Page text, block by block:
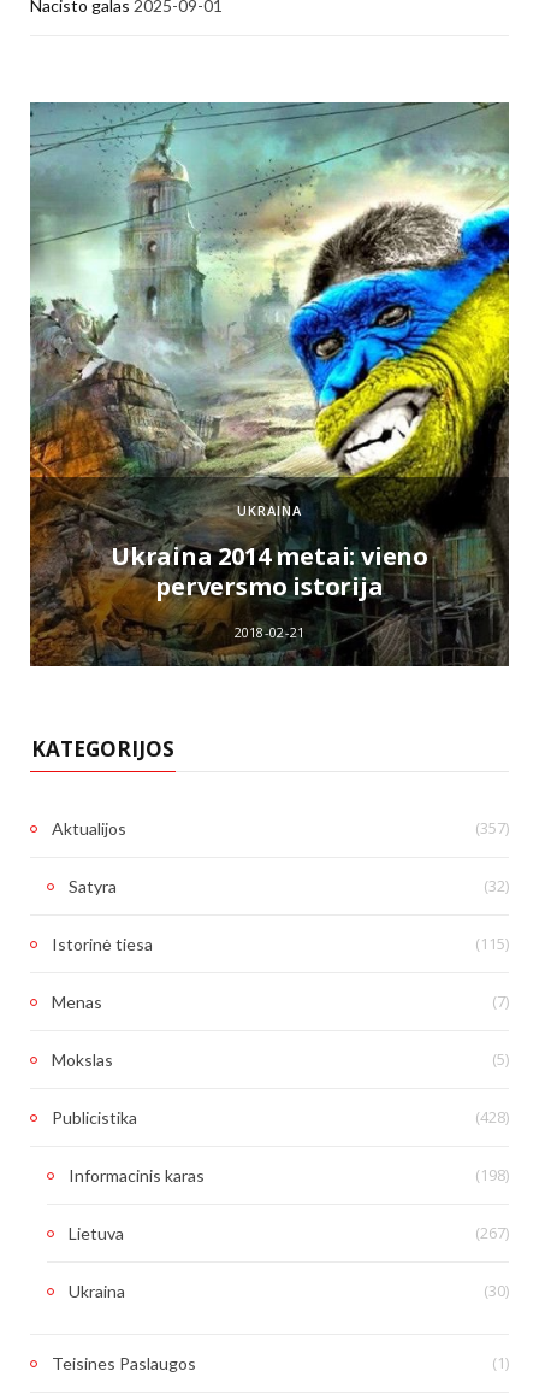
Nacisto galas 2025-09-01
UKRAINA
Ukraina 2014 metai: vieno
perversmo istorija
2018-02-21
KATEGORIJOS
Aktualijos (357)
Satyra (32)
Istorinė tiesa (115)
Menas (7)
Mokslas (5)
Publicistika (428)
Informacinis karas (198)
Lietuva (267)
Ukraina (30)
Teisines Paslaugos (1)